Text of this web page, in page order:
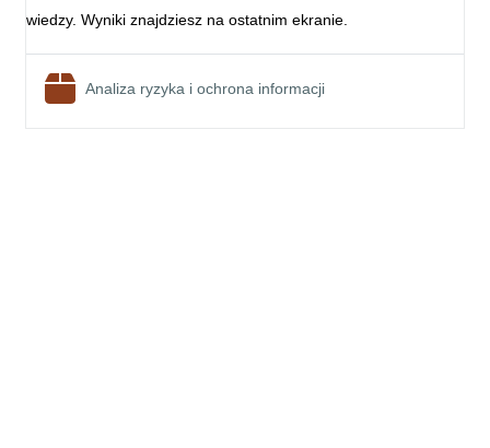
wiedzy. Wyniki znajdziesz na ostatnim ekranie.
Analiza ryzyka i ochrona informacjiPakiet SCORM